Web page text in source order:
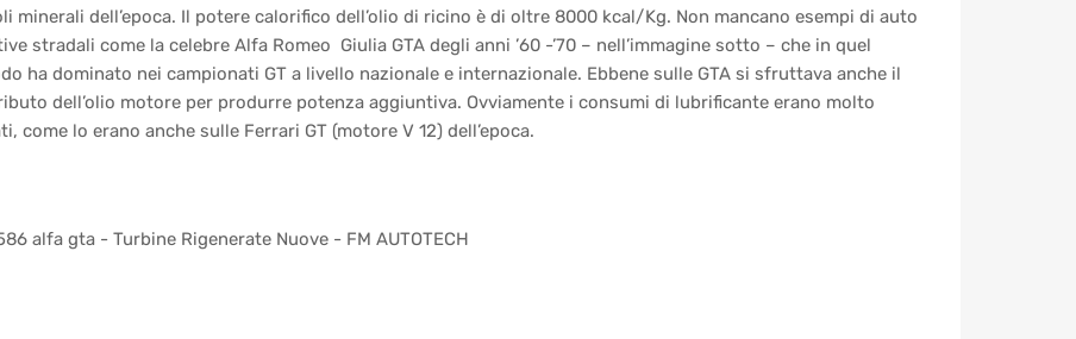
minerali dell’epoca. Il potere calorifico dell’olio di ricino è di oltre 8000 kcal/Kg. Non mancano esempi di auto
stradali come la celebre Alfa Romeo Giulia GTA degli anni ’60 -’70 – nell’immagine sotto – che in quel
ha dominato nei campionati GT a livello nazionale e internazionale. Ebbene sulle GTA si sfruttava anche il
dell’olio motore per produrre potenza aggiuntiva. Ovviamente i consumi di lubrificante erano molto
come lo erano anche sulle Ferrari GT (motore V 12) dell’epoca.